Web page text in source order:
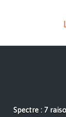
Spectre : 7